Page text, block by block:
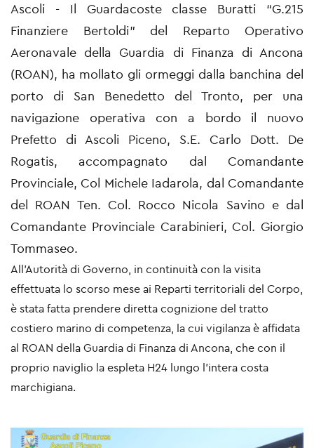
Ascoli - Il Guardacoste classe Buratti “G.215
Finanziere Bertoldi” del Reparto Operativo
Aeronavale della Guardia di Finanza di Ancona
(ROAN), ha mollato gli ormeggi dalla banchina del
porto di San Benedetto del Tronto, per una
navigazione operativa con a bordo il nuovo
Prefetto di Ascoli Piceno, S.E. Carlo Dott. De
Rogatis, accompagnato dal Comandante
Provinciale, Col Michele Iadarola, dal Comandante
del ROAN Ten. Col. Rocco Nicola Savino e dal
Comandante Provinciale Carabinieri, Col. Giorgio
Tommaseo.
All’Autorità di Governo, in continuità con la visita
effettuata lo scorso mese ai Reparti territoriali del Corpo,
è stata fatta prendere diretta cognizione del tratto
costiero marino di competenza, la cui vigilanza è affidata
al ROAN della Guardia di Finanza di Ancona, che con il
proprio naviglio la espleta H24 lungo l’intera costa
marchigiana.